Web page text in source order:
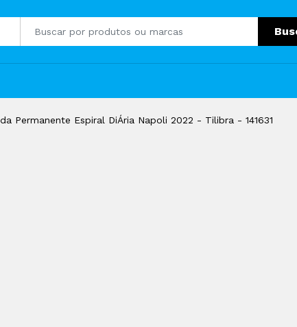
Permanente Espiral DiÁria Napoli 2022 - Tilibra - 141631